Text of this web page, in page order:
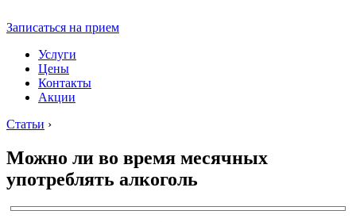
Записаться на прием
Услуги
Цены
Контакты
Акции
Статьи ›
Можно ли во время месячных
употреблять алкоголь